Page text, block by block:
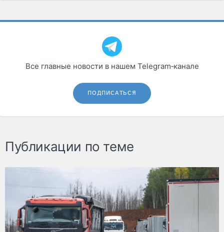
Все главные новости в нашем Telegram‑канале
ПОДПИСАТЬСЯ
Публикации по теме